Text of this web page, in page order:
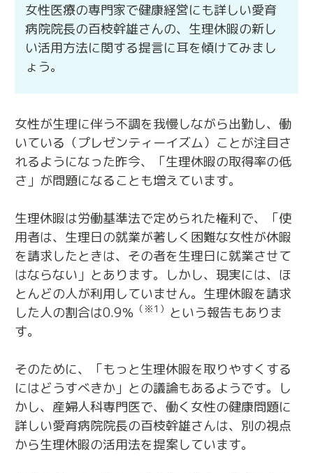
女性医療の専門家で健康経営にも詳しい愛育
病院院長の百枝幹雄さんの、生理休暇の新し
い活用方法に関する提言に耳を傾けてみまし
ょう。
女性が生理に伴う不調を我慢しながら出勤し、働
いている（プレゼンティーイズム）ことが注目さ
れるようになった昨今、「生理休暇の取得率の低
さ」が問題になることも増えています。
生理休暇は労働基準法で定められた権利で、「使
用者は、生理日の就業が著しく困難な女性が休暇
を請求したときは、その者を生理日に就業させて
はならない」とあります。しかし、現実には、ほ
とんどの人が利用していません。生理休暇を請求
した人の割合は0.9％ （※1） という報告もありま
す。
そのために、「もっと生理休暇を取りやすくする
にはどうすべきか」との議論もあるようです。し
かし、産婦人科専門医で、働く女性の健康問題に
詳しい愛育病院院長の百枝幹雄さんは、別の視点
から生理休暇の活用法を提案しています。